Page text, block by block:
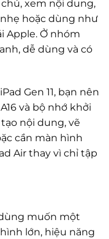
xem nội dung,
hoặc dùng như
Apple. Ở nhóm
dễ dùng và có
Gen 11, bạn nên
và bộ nhớ khởi
nội dung, vẽ
cần màn hình
Air thay vì chỉ tập
muốn một
lớn, hiệu năng